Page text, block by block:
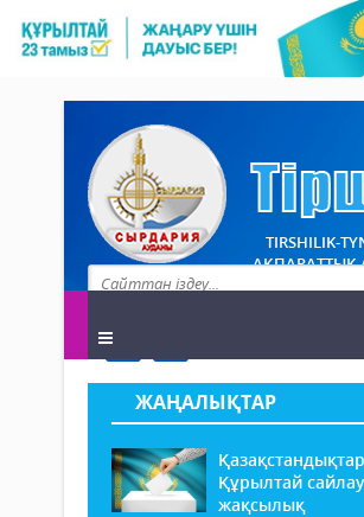
TIRSHILIK-
АҚПАРАТТЫҚ
ЖАҢАЛЫҚТАР
Қазақстандықтар
Құрылтай
жақсылық